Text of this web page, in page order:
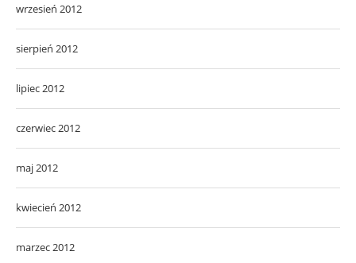
wrzesień 2012
sierpień 2012
lipiec 2012
czerwiec 2012
maj 2012
kwiecień 2012
marzec 2012